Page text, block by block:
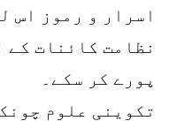
اسرار و رموز اس
نظامت کائنات کے
پورے کر سکے۔
تکوینی علوم